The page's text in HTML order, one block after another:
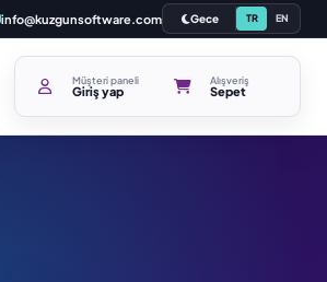
info@kuzgunsoftware.com Gece TR EN
Müşteri paneli
Giriş yap
Alışveriş
Sepet